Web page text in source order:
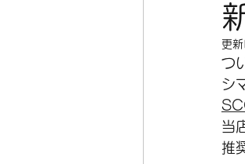
オーダー
更新
つ
シ
当
推